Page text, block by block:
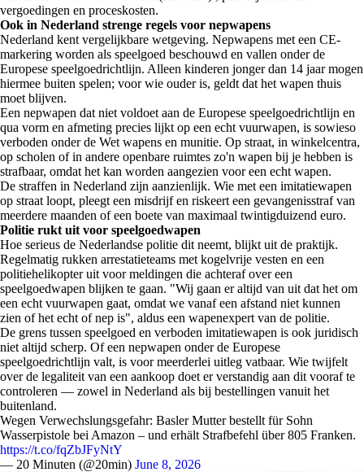
vergoedingen en proceskosten.
Ook in Nederland strenge regels voor nepwapens
Nederland kent vergelijkbare wetgeving. Nepwapens met een CE-
markering worden als speelgoed beschouwd en vallen onder de
Europese speelgoedrichtlijn. Alleen kinderen jonger dan 14 jaar mogen
hiermee buiten spelen; voor wie ouder is, geldt dat het wapen thuis
moet blijven.
Een nepwapen dat niet voldoet aan de Europese speelgoedrichtlijn en
qua vorm en afmeting precies lijkt op een echt vuurwapen, is sowieso
verboden onder de Wet wapens en munitie. Op straat, in winkelcentra,
op scholen of in andere openbare ruimtes zo'n wapen bij je hebben is
strafbaar, omdat het kan worden aangezien voor een echt wapen.
De straffen in Nederland zijn aanzienlijk. Wie met een imitatiewapen
op straat loopt, pleegt een misdrijf en riskeert een gevangenisstraf van
meerdere maanden of een boete van maximaal twintigduizend euro.
Politie rukt uit voor speelgoedwapen
Hoe serieus de Nederlandse politie dit neemt, blijkt uit de praktijk.
Regelmatig rukken arrestatieteams met kogelvrije vesten en een
politiehelikopter uit voor meldingen die achteraf over een
speelgoedwapen blijken te gaan. "Wij gaan er altijd van uit dat het om
een echt vuurwapen gaat, omdat we vanaf een afstand niet kunnen
zien of het echt of nep is", aldus een wapenexpert van de politie.
De grens tussen speelgoed en verboden imitatiewapen is ook juridisch
niet altijd scherp. Of een nepwapen onder de Europese
speelgoedrichtlijn valt, is voor meerderlei uitleg vatbaar. Wie twijfelt
over de legaliteit van een aankoop doet er verstandig aan dit vooraf te
controleren — zowel in Nederland als bij bestellingen vanuit het
buitenland.
Wegen Verwechslungsgefahr: Basler Mutter bestellt für Sohn
Wasserpistole bei Amazon – und erhält Strafbefehl über 805 Franken.
https://t.co/fqZbJFyNtY
— 20 Minuten (@20min) June 8, 2026